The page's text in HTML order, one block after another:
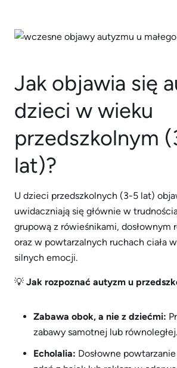
Jak objawia się
dzieci w wieku
przedszkolnym
lat)?
U dzieci przedszkolnych (3-5 lat)
uwidaczniają się głównie w
grupową z rówieśnikami, dosłownym
oraz w powtarzalnych ruchach ciała
silnych emocji.
💡 Jak rozpoznać autyzm u
Zabawa obok, a nie z dziećmi:
zabawy samotnej lub równoległej.
Echolalia: Dosłowne powtarzanie